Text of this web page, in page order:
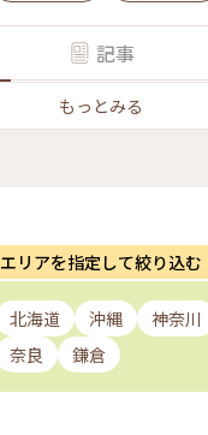
記事
もっとみる
エリアを指定して絞り込む
北海道 沖縄 神奈川
奈良 鎌倉